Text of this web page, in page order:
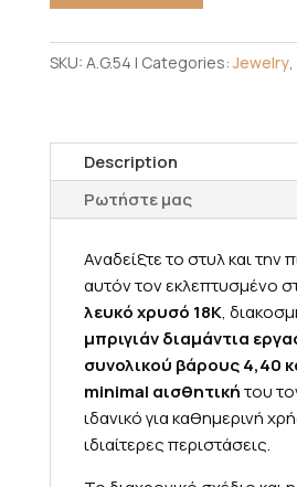
SKU: A.G.54 Categories:Jewelry,
Description
Ρωτήστε μας
Αναδείξτε το στυλ και την
αυτόν τον εκλεπτυσμένο
λευκό χρυσό 18K,
μπριγιάν διαμάντια
συνολικού βάρους 4,40
minimal αισθητικήτου
ιδανικό για καθημερινή
ιδιαίτερες περιστάσεις.